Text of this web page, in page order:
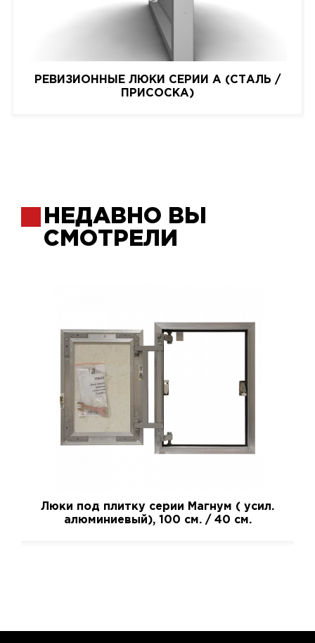
РЕВИЗИОННЫЕ ЛЮКИ СЕРИИ A (СТАЛЬ /
ПРИСОСКА)
НЕДАВНО ВЫ
СМОТРЕЛИ
Люки под плитку серии Магнум ( усил.
алюминиевый), 100 см. / 40 см.